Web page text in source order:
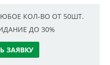
КОЛ-ВО ОТ 50ШТ.
ДО 30%
ЗАЯВКУ